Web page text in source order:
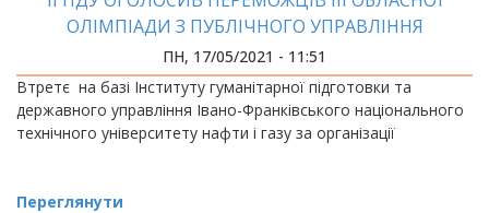
ОЛІМПІАДИ З ПУБЛІЧНОГО УПРАВЛІННЯ
ПН, 17/05/2021 - 11:51
Втретє на базі Інституту гуманітарної підготовки та
державного управління Івано-Франківського національного
технічного університету нафти і газу за організації
Переглянути